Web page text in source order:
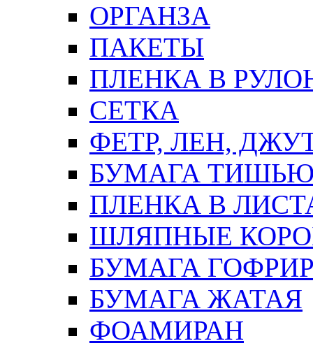
ОРГАНЗА
ПАКЕТЫ
ПЛЕНКА В
СЕТКА
ФЕТР, ЛЕН,
БУМАГА
ПЛЕНКА В
ШЛЯПНЫЕ
БУМАГА
БУМАГА ЖАТАЯ
ФОАМИРАН